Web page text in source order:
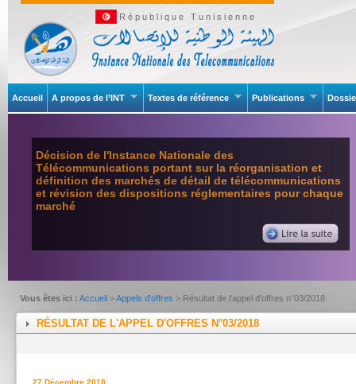
République Tunisienne
Accueil A propos de l’INT Textes de référence Publications
Décision de l'Instance Nationale des
Télécommunications portant sur la réorganisation et
définition des marchés de détail de télécommunications
et révision des dispositions réglementaires pour chaque
marché
Vous êtes ici : Accueil >Appels d'offres > Résultat de l'appel d'offres n°03/2018
RÉSULTAT DE L'APPEL D'OFFRES N°03/2018
27 Décembre 2018